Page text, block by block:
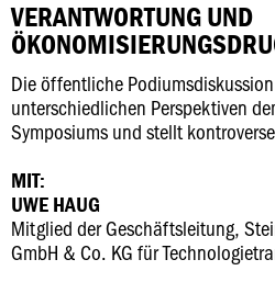
VERANTWORTUNG UND
Die öffentliche
unterschiedlichen Perspektiven
Symposiums und stellt
MIT:
UWE HAUG
Mitglied der Geschäftsleitung,
GmbH & Co. KG für